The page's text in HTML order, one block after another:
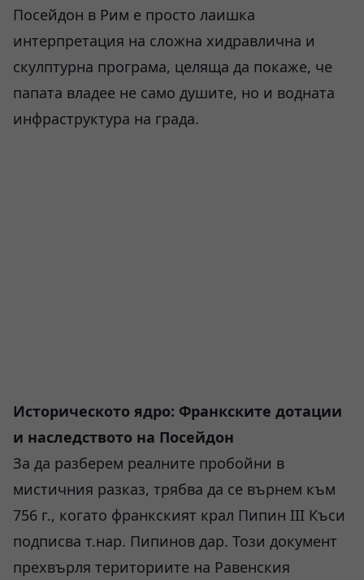
Посейдон в Рим е просто лаишка
интерпретация на сложна хидравлична и
скулптурна програма, целяща да покаже, че
папата владее не само душите, но и водната
инфраструктура на града.
Историческото ядро: Франкските дотации
и наследството на Посейдон
За да разберем реалните пробойни в
мистичния разказ, трябва да се върнем към
756 г., когато франкският крал Пипин III Къси
подписва т.нар. Пипинов дар. Този документ
прехвърля териториите на Равенския